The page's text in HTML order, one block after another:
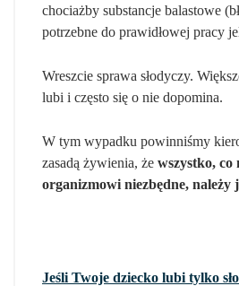
chociażby substancje balastowe
potrzebne do prawidłowej pracy
Wreszcie sprawa słodyczy.
lubi i często się o nie dopomina.
W tym wypadku powinniśmy
zasadą żywienia, że wszystko, co
organizmowi niezbędne, należy
Jeśli Twoje dziecko lubi tylko